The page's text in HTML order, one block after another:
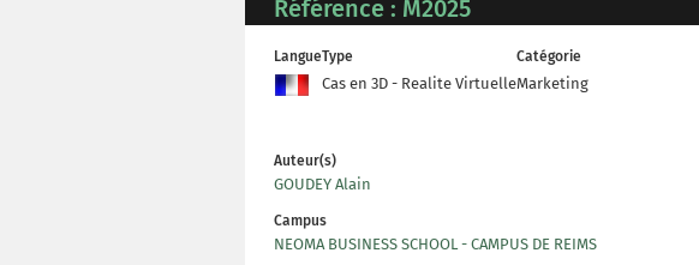
Référence : M2025
LangueType
Cas en 3D - Realite Virtuelle
Catégorie
Marketing
Auteur(s)
GOUDEY Alain
Campus
NEOMA BUSINESS SCHOOL - CAMPUS DE REIMS